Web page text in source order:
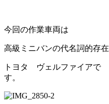
今回の作業車両は
高級ミニバンの代名詞的存在
トヨタ ヴェルファイアで
す。